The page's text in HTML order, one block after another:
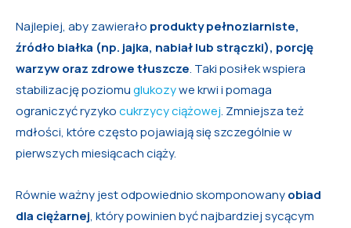
Najlepiej, aby zawierało produkty pełnoziarniste,
źródło białka (np. jajka, nabiał lub strączki), porcję
warzyw oraz zdrowe tłuszcze. Taki posiłek wspiera
stabilizację poziomuglukozywe krwi i pomaga
ograniczyć ryzykocukrzycy ciążowej. Zmniejsza też
mdłości, które często pojawiają się szczególnie w
pierwszych miesiącach ciąży.
Równie ważny jest odpowiednio skomponowanyobiad
dla ciężarnej, który powinien być najbardziej sycącym